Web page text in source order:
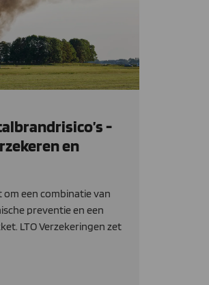
-
en
een combinatie van
preventie en een
LTO Verzekeringen zet